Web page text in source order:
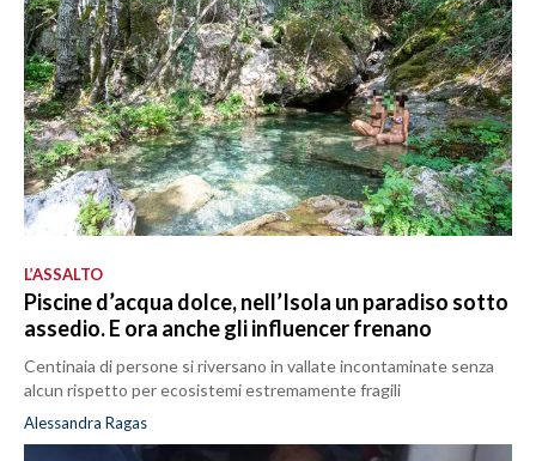
L’ASSALTO
Piscine d’acqua dolce, nell’Isola un paradiso sotto
assedio. E ora anche gli influencer frenano
Centinaia di persone si riversano in vallate incontaminate senza
alcun rispetto per ecosistemi estremamente fragili
Alessandra Ragas